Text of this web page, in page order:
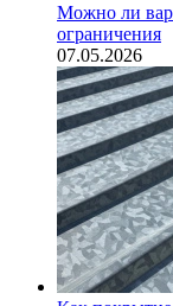
Можно ли
ограничения
07.05.2026